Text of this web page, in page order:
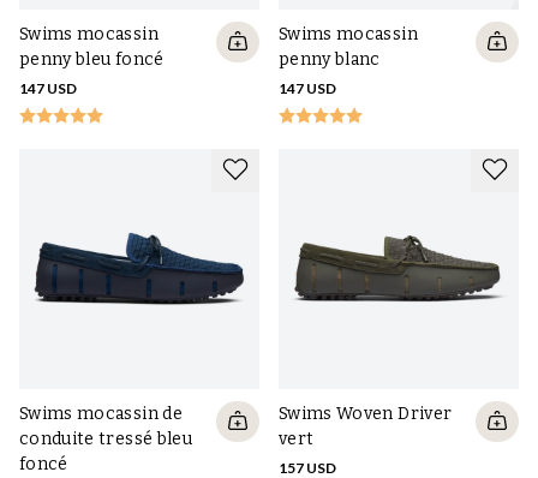
Swims mocassin
penny bleu foncé
147 USD
Swims mocassin
penny blanc
147 USD
Swims mocassin de
conduite tressé bleu
foncé
Swims Woven Driver
vert
157 USD